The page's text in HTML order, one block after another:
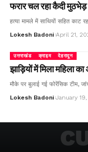
फरार चल रहा कैदी
हत्या मामले में साथियों सहित काट
Lokesh Badoni April 21,
उत्तराखंड क्राइम देहरादून
झाड़ियों में मिला महिला
मौके पर बुलाई गई फोरेंसिक टीम,
Lokesh Badoni January